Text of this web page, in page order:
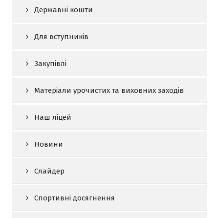
Державні кошти
Для вступників
Закупівлі
Матеріали урочистих та виховних заходів
Наш ліцей
Новини
Слайдер
Спортивні досягнення